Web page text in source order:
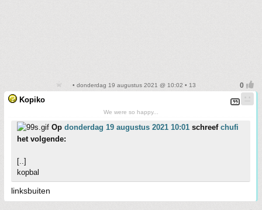
• donderdag 19 augustus 2021 @ 10:02 • 13
Kopiko
We were so happy...
Op donderdag 19 augustus 2021 10:01 schreef chufi
het volgende:
[..]
kopbal
linksbuiten